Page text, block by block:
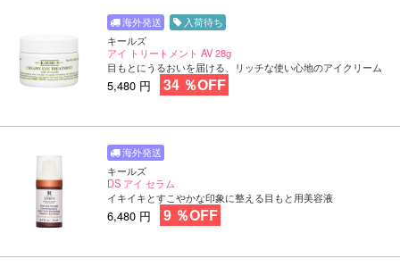
入荷待ち
キールズ
アイ トリートメント AV 28g
目もとにうるおいを届ける、リッチな使い心地のアイクリーム
5,480 円 34 ％OFF
キールズ
DS アイ セラム
イキイキとすこやかな印象に整える目もと用美容液
6,480 円 9 ％OFF